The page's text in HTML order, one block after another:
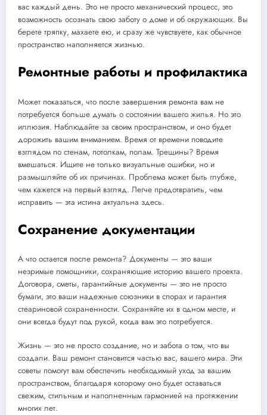
вас каждый день. Это не просто механический процесс, это
возможность осознать свою заботу о доме и об окружающих. Вы
берете тряпку, махаете ею, и сразу же чувствуете, как обычное
пространство наполняется жизнью.
Ремонтные работы и профилактика
Может показаться, что после завершения ремонта вам не
потребуется больше думать о состоянии вашего жилья. Но это
иллюзия. Наблюдайте за своим пространством, и оно будет
дорожить вашим вниманием. Время от времени поводите
взглядом по стенам, потолкам, полам. Трещины? Время
вмешаться. Ищите не только визуальные ошибки, но и
размышляйте об их причинах. Проблема может быть глубже,
чем кажется на первый взгляд. Легче предотвратить, чем
исправить — эта истина актуальна здесь.
Сохранение документации
А что остается после ремонта? Документы — это ваши
незримые помощники, сохраняющие историю вашего проекта.
Договора, сметы, гарантийные документы — это не просто
бумаги, это ваши надежные союзники в спорах и гарантия
стеариновой сохраненности. Сохраняйте их в одном месте, и
они всегда будут под рукой, когда вам это потребуется.
Жизнь — это не просто создание, но и забота о том, что вы
создали. Ваш ремонт становится частью вас, вашего мира. Эти
советы помогут вам обеспечить необходимый уход за вашим
пространством, благодаря которому оно будет оставаться
свежим, стильным и наполненным гармонией на протяжении
многих лет.